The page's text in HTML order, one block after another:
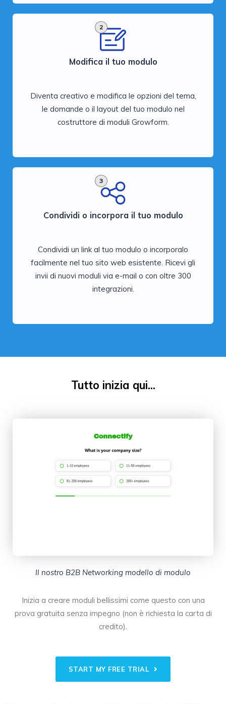
2
Modifica il tuo modulo
Diventa creativo e modifica le opzioni del tema,
le domande o il layout del tuo modulo nel
costruttore di moduli Growform.
3
Condividi o incorpora il tuo modulo
Condividi un link al tuo modulo o incorporalo
facilmente nel tuo sito web esistente. Ricevi gli
invii di nuovi moduli via e-mail o con oltre 300
integrazioni.
Tutto inizia qui...
Il nostro B2B Networking modello di modulo
Inizia a creare moduli bellissimi come questo con una
prova gratuita senza impegno (non è richiesta la carta di
credito).
START MY FREE TRIAL